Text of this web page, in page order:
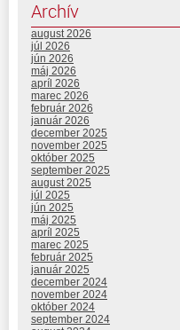
Archív
august 2026
júl 2026
jún 2026
máj 2026
apríl 2026
marec 2026
február 2026
január 2026
december 2025
november 2025
október 2025
september 2025
august 2025
júl 2025
jún 2025
máj 2025
apríl 2025
marec 2025
február 2025
január 2025
december 2024
november 2024
október 2024
september 2024